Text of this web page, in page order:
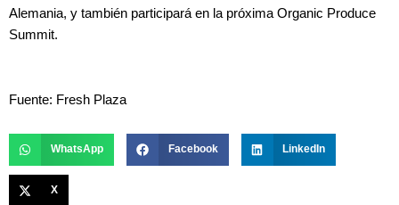
Alemania, y también participará en la próxima Organic Produce
Summit.
Fuente: Fresh Plaza
WhatsApp Facebook LinkedIn
X